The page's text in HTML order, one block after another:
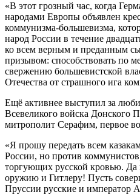
«В этот грозный час, когда
народами Европы объявлен
коммунизма-большевизма,
народ России в течение
ко всем верным и преданным
призывом: способствовать по
свержению большевистской
Отечества от страшного ига
Ещё активнее выступил за
Всевеликого войска Донского
митрополит Серафим, первое
«Я прошу передать всем
России, но против
торгующих русской кровью.
оружию и Гитлеру! Пусть
Пруссии русские и император